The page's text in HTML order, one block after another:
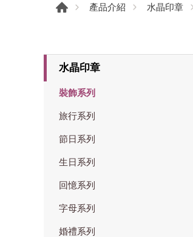
產品介紹 水晶印章
水晶印章
裝飾系列
旅行系列
節日系列
生日系列
回憶系列
字母系列
婚禮系列